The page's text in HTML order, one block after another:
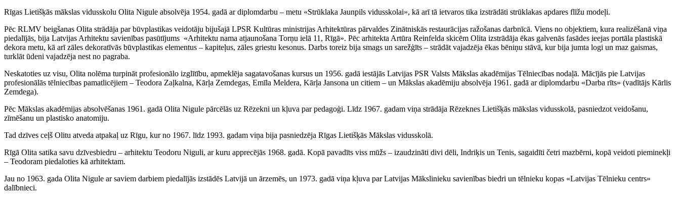
Rīgas Lietišķās mākslas vidusskolu Olita Nigule absolvēja 1954. gadā ar diplomdarbu – metu «Strūklaka Jaunpils vidusskolai», kā arī tā ietvaros tika izstrādāti strūklakas apdares flīžu modeļi.
Pēc RLMV beigšanas Olita strādāja par būvplastikas veidotāju bijušajā LPSR Kultūras ministrijas Arhitektūras pārvaldes Zinātniskās restaurācijas ražošanas darbnīcā. Viens no objektiem, kura realizēšanā viņa
piedalījās, bija Latvijas Arhitektu savienības pasūtījums «Arhitektu nama atjaunošana Torņu ielā 11, Rīgā». Pēc arhitekta Artūra Reinfelda skicēm Olita izstrādāja ēkas galvenās fasādes ieejas portāla plastiskā
dekora metu, kā arī zāles dekoratīvās būvplastikas elementus – kapiteļus, zāles griestu kesonus. Darbs toreiz bija smags un sarežģīts – strādāt vajadzēja ēkas bēniņu stāvā, kur bija jumta logi un maz gaismas,
turklāt ūdeni vajadzēja nest no pagraba.
Neskatoties uz visu, Olita nolēma turpināt profesionālo izglītību, apmeklēja sagatavošanas kursus un 1956. gadā iestājās Latvijas PSR Valsts Mākslas akadēmijas Tēlniecības nodaļā. Mācījās pie Latvijas
profesionālās tēlniecības pamatlicējiem – Teodora Zaļkalna, Kārļa Zemdegas, Emīla Meldera, Kārļa Jansona un citiem – un Mākslas akadēmiju absolvēja 1961. gadā ar diplomdarbu «Darba rīts» (vadītājs Kārlis
Zemdega).
Pēc Mākslas akadēmijas absolvēšanas 1961. gadā Olita Nigule pārcēlās uz Rēzekni un kļuva par pedagoģi. Līdz 1967. gadam viņa strādāja Rēzeknes Lietišķās mākslas vidusskolā, pasniedzot veidošanu,
zīmēšanu un plastisko anatomiju.
Tad dzīves ceļš Olitu atveda atpakaļ uz Rīgu, kur no 1967. līdz 1993. gadam viņa bija pasniedzēja Rīgas Lietišķās Mākslas vidusskolā.
Rīgā Olita satika savu dzīvesbiedru – arhitektu Teodoru Niguli, ar kuru apprecējās 1968. gadā. Kopā pavadīts viss mūžs – izaudzināti divi dēli, Indriķis un Tenis, sagaidīti četri mazbērni, kopā veidoti pieminekļi
– Teodoram piedaloties kā arhitektam.
Jau no 1963. gada Olita Nigule ar saviem darbiem piedalījās izstādēs Latvijā un ārzemēs, un 1973. gadā viņa kļuva par Latvijas Mākslinieku savienības biedri un tēlnieku kopas «Latvijas Tēlnieku centrs»
dalībnieci.